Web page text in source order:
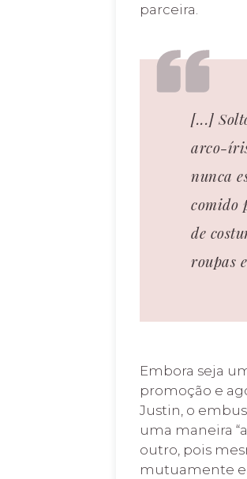
parceira.
[...]
arco-
nunca
comido
de
roupas
Embora seja
promoção e
Justin, o
uma maneira
outro, pois
mutuamente